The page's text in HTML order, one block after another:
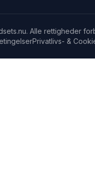
Alle rettigheder
Privatlivs- &